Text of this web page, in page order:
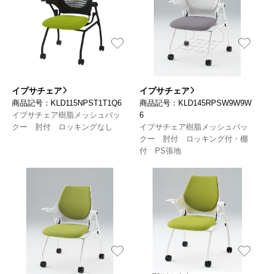
イプサチェア
商品記号：KLD115NPST1T1Q6
イプサチェア樹脂メッシュバッ
クー 肘付 ロッキングなし
イプサチェア
商品記号：KLD145RPSW9W9W
6
イプサチェア樹脂メッシュバッ
クー 肘付 ロッキング付・棚
付 PS張地